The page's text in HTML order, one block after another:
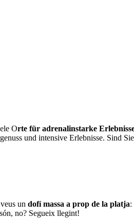
Orte für adrenalinstarke
und intensive Erlebnisse. Sind
un dofí massa a prop de la platja:
no? Segueix llegint!